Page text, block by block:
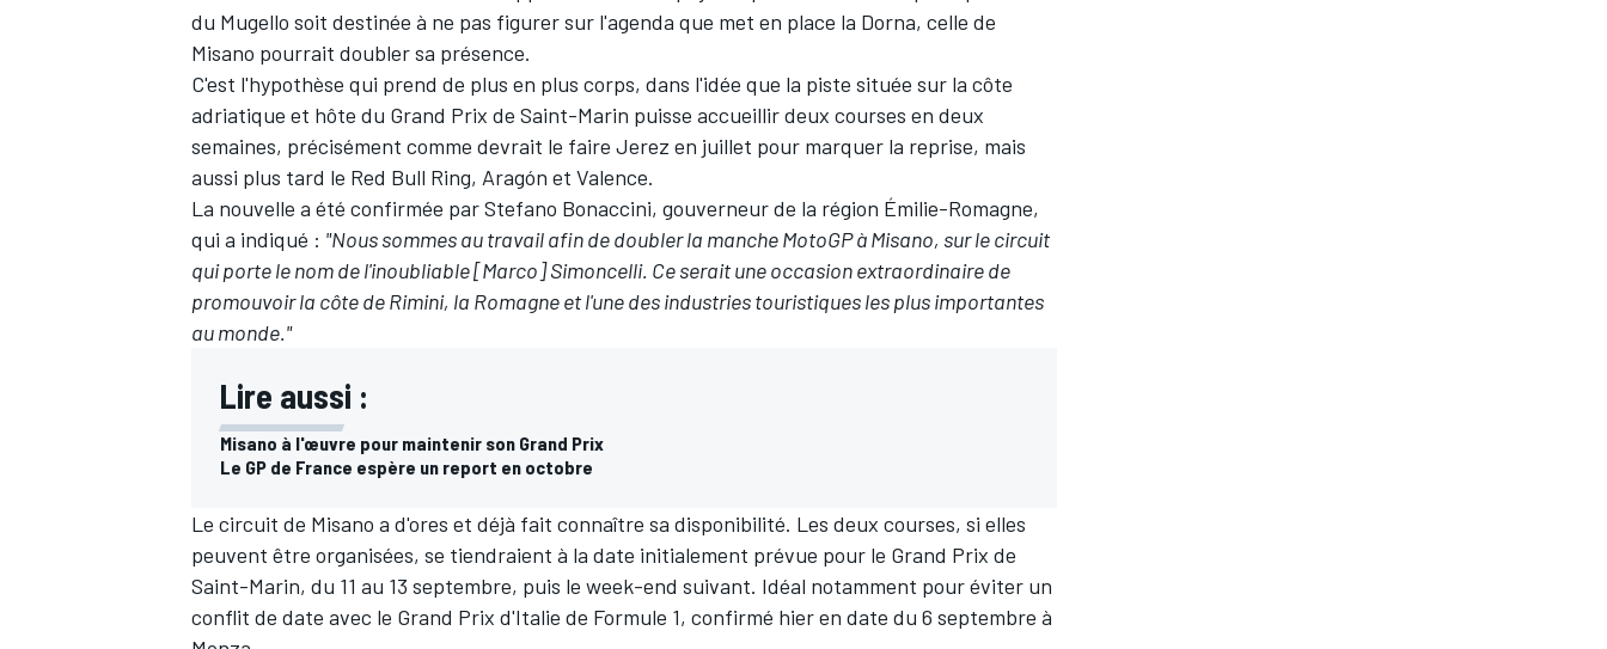
du Mugello soit destinée à ne pas figurer sur l'agenda que met en place la Dorna, celle de
Misano pourrait doubler sa présence.
C'est l'hypothèse qui prend de plus en plus corps, dans l'idée que la piste située sur la côte
adriatique et hôte du Grand Prix de Saint-Marin puisse accueillir deux courses en deux
semaines, précisément comme devrait le faire Jerez en juillet pour marquer la reprise, mais
aussi plus tard le Red Bull Ring, Aragón et Valence.
La nouvelle a été confirmée par Stefano Bonaccini, gouverneur de la région Émilie-Romagne,
qui a indiqué : "Nous sommes au travail afin de doubler la manche MotoGP à Misano, sur le circuit
qui porte le nom de l'inoubliable [Marco] Simoncelli. Ce serait une occasion extraordinaire de
promouvoir la côte de Rimini, la Romagne et l'une des industries touristiques les plus importantes
au monde."
Lire aussi :
Misano à l'œuvre pour maintenir son Grand Prix
Le GP de France espère un report en octobre
Le circuit de Misano a d'ores et déjà fait connaître sa disponibilité. Les deux courses, si elles
peuvent être organisées, se tiendraient à la date initialement prévue pour le Grand Prix de
Saint-Marin, du 11 au 13 septembre, puis le week-end suivant. Idéal notamment pour éviter un
conflit de date avec le Grand Prix d'Italie de Formule 1, confirmé hier en date du 6 septembre à